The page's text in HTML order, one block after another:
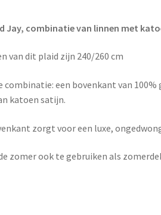
Jay, combinatie van linnen met
van dit plaid zijn 240/260 cm
combinatie: een bovenkant van 100%
katoen satijn.
zorgt voor een luxe,
zomer ook te gebruiken als